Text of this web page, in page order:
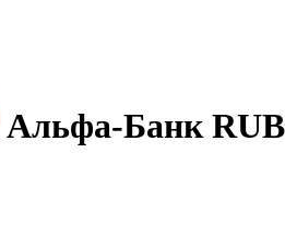
Альфа-Банк RUB